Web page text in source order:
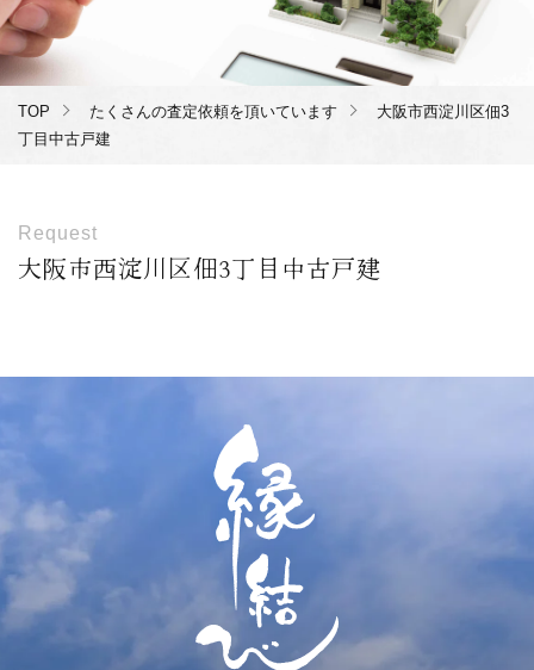
TOP たくさんの査定依頼を頂いています
大阪市西淀川区佃3
丁目中古戸建
Request
大阪市西淀川区佃3丁目中古戸建